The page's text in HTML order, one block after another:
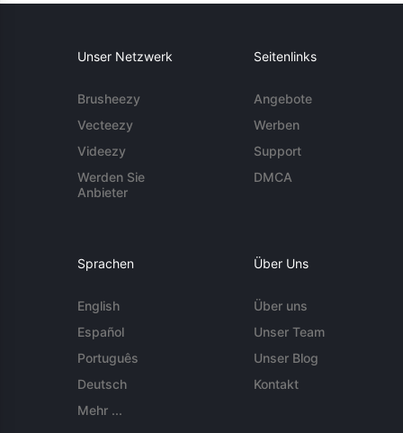
Unser Netzwerk
Brusheezy
Vecteezy
Videezy
Werden Sie
Anbieter
Seitenlinks
Angebote
Werben
Support
DMCA
Sprachen
English
Español
Português
Deutsch
Mehr ...
Über Uns
Über uns
Unser Team
Unser Blog
Kontakt